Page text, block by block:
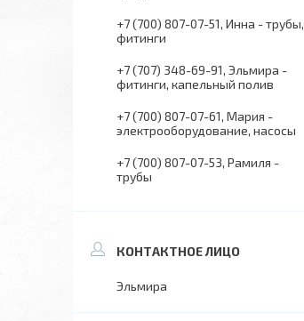
+7 (700) 807-07-51 Инна - трубы,
фитинги
+7 (707) 348-69-91 Эльмира -
фитинги, капельный полив
+7 (700) 807-07-61 Мария -
электрооборудование, насосы
+7 (700) 807-07-53 Рамиля -
трубы
Эльмира